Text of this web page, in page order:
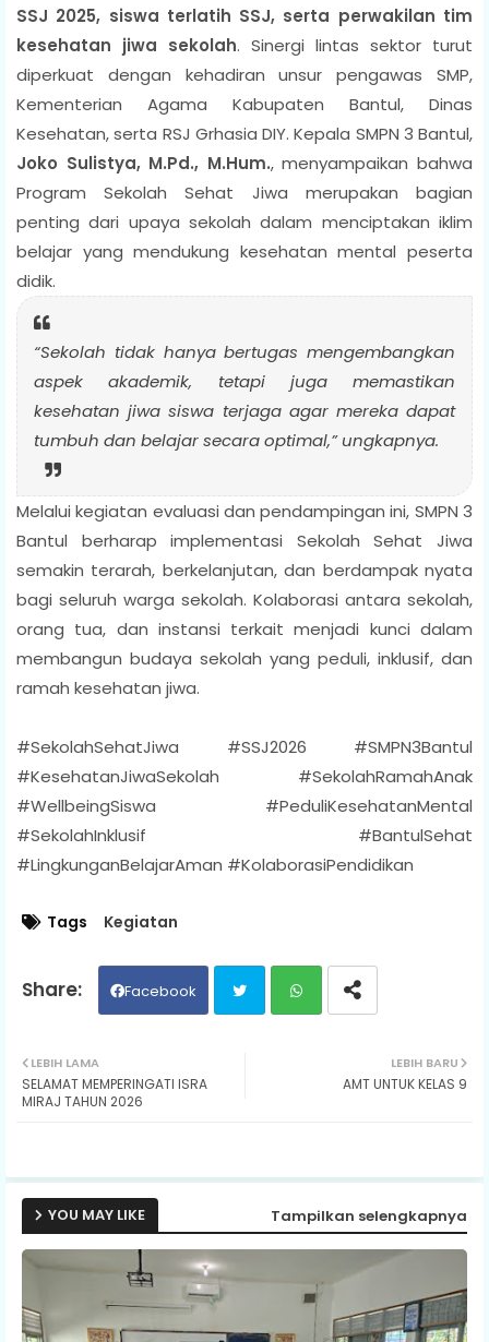
SSJ 2025, siswa terlatih SSJ, serta perwakilan tim
kesehatan jiwa sekolah. Sinergi lintas sektor turut
diperkuat dengan kehadiran unsur pengawas SMP,
Kementerian Agama Kabupaten Bantul, Dinas
Kesehatan, serta RSJ Grhasia DIY. Kepala SMPN 3 Bantul,
Joko Sulistya, M.Pd., M.Hum., menyampaikan bahwa
Program Sekolah Sehat Jiwa merupakan bagian
penting dari upaya sekolah dalam menciptakan iklim
belajar yang mendukung kesehatan mental peserta
didik.
“Sekolah tidak hanya bertugas mengembangkan
aspek akademik, tetapi juga memastikan
kesehatan jiwa siswa terjaga agar mereka dapat
tumbuh dan belajar secara optimal,” ungkapnya.
Melalui kegiatan evaluasi dan pendampingan ini, SMPN 3
Bantul berharap implementasi Sekolah Sehat Jiwa
semakin terarah, berkelanjutan, dan berdampak nyata
bagi seluruh warga sekolah. Kolaborasi antara sekolah,
orang tua, dan instansi terkait menjadi kunci dalam
membangun budaya sekolah yang peduli, inklusif, dan
ramah kesehatan jiwa.
#SekolahSehatJiwa #SSJ2026 #SMPN3Bantul
#KesehatanJiwaSekolah #SekolahRamahAnak
#WellbeingSiswa #PeduliKesehatanMental
#SekolahInklusif #BantulSehat
#LingkunganBelajarAman #KolaborasiPendidikan
Tags Kegiatan
Facebook
p
LEBIH BARU
AMT UNTUK KELAS 9
LEBIH LAMA
SELAMAT MEMPERINGATI ISRA
MIRAJ TAHUN 2026
YOU MAY LIKE Tampilkan selengkapnya